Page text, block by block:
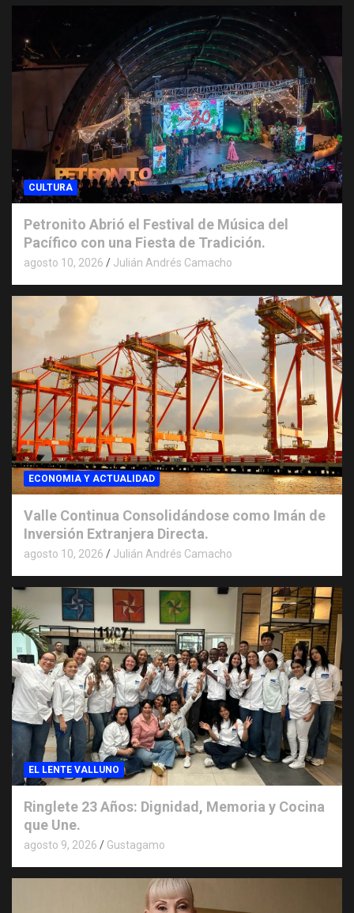
CULTURA
Petronito Abrió el Festival de Música del
Pacífico con una Fiesta de Tradición.
agosto 10, 2026 Julián Andrés Camacho
ECONOMIA Y ACTUALIDAD
Valle Continua Consolidándose como Imán de
Inversión Extranjera Directa.
agosto 10, 2026 Julián Andrés Camacho
EL LENTE VALLUNO
Ringlete 23 Años: Dignidad, Memoria y Cocina
que Une.
agosto 9, 2026 Gustagamo